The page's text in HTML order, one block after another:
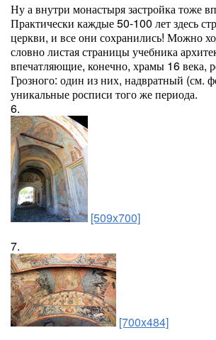
Ну а внутри монастыря застройка тоже
Практически каждые 50-100 лет здесь
церкви, и все они сохранились! Можно
словно листая страницы учебника
впечатляющие, конечно, храмы 16 века,
Грозного: один из них, надвратный (см.
уникальные росписи того же периода.
6.
[509x700]
7.
[700x484]